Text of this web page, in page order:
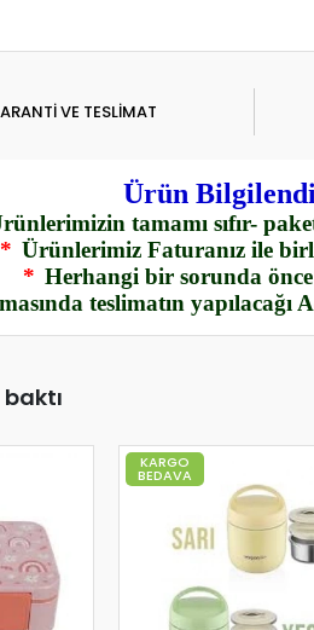
VE TESLİMAT
Ürün
tamamı sıfır-
* Ürünlerimiz Faturanız ile
* Herhangi bir sorunda
teslimatın
KARGO
BEDAVA